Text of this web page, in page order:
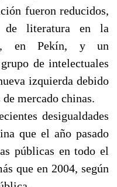
fueron reducidos,
de literatura en la
en Pekín, y un
de intelectuales
izquierda debido
mercado chinas.
desigualdades
que el año pasado
públicas en todo el
que en 2004, según